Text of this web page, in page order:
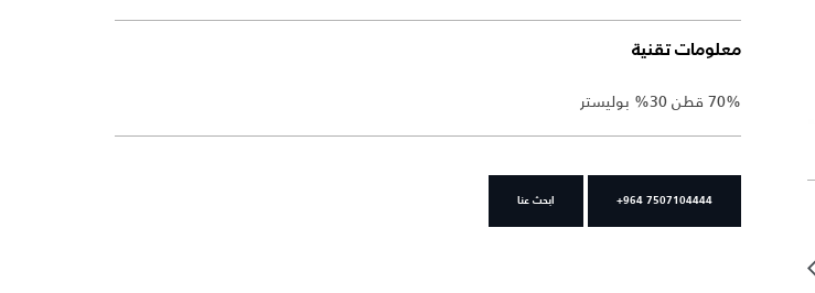
معلومات تقنية
70% قطن 30% بوليستر
+964 7507104444 ابحث عنا